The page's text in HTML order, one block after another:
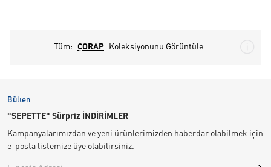
Tüm: ÇORAP Koleksiyonunu Görüntüle
Bülten
"SEPETTE" Sürpriz İNDİRİMLER
Kampanyalarımızdan ve yeni ürünlerimizden haberdar olabilmek için
e-posta listemize üye olabilirsiniz.